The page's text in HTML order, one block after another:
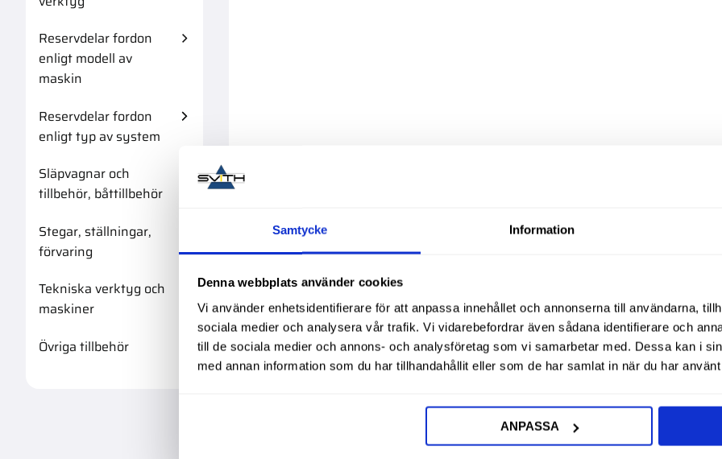
Samtycke Information
Denna webbplats använder cookies
Vi använder enhetsidentifierare för att anpassa innehållet och annonserna till användarna,
sociala medier och analysera vår trafik. Vi vidarebefordrar även sådana identifierare och
till de sociala medier och annons- och analysföretag som vi samarbetar med. Dessa kan i
med annan information som du har tillhandahållit eller som de har samlat in när du har
ANPASSA
Rörsprint 6X80Mm
10St Din1481 5St
Reservdelar fordon
enligt modell av
maskin
Reservdelar fordon
enligt typ av system
Släpvagnar och
tillbehör, båttillbehör
Stegar, ställningar,
förvaring
Tekniska verktyg och
maskiner
Övriga tillbehör